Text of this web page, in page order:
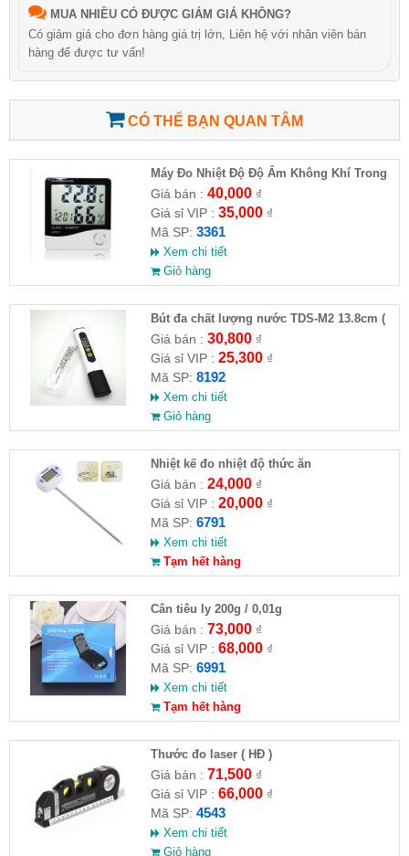
MUA NHIỀU CÓ ĐƯỢC GIẢM GIÁ KHÔNG?
Có giảm giá cho đơn hàng giá trị lớn, Liên hệ với nhân viên bán
hàng để được tư vấn!
CÓ THỂ BẠN QUAN TÂM
Máy Đo Nhiệt Độ Độ Ẩm Không Khí Trong
Phòng HTC-1
Giá bán : 40,000₫
Giá sỉ VIP : 35,000₫
Mã SP: 3361
Xem chi tiết
Giỏ hàng
Bút đa chất lượng nước TDS-M2 13.8cm (
HĐ )
Giá bán : 30,800₫
Giá sỉ VIP : 25,300₫
Mã SP: 8192
Xem chi tiết
Giỏ hàng
Nhiệt kế đo nhiệt độ thức ăn
Giá bán : 24,000₫
Giá sỉ VIP : 20,000₫
Mã SP: 6791
Xem chi tiết
Tạm hết hàng
Cân tiêu ly 200g / 0,01g
Giá bán : 73,000₫
Giá sỉ VIP : 68,000₫
Mã SP: 6991
Xem chi tiết
Tạm hết hàng
Thước đo laser ( HĐ )
Giá bán : 71,500₫
Giá sỉ VIP : 66,000₫
Mã SP: 4543
Xem chi tiết
Giỏ hàng